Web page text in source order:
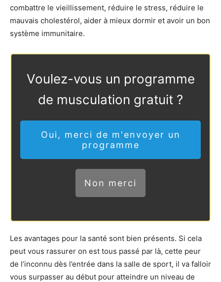
combattre le vieillissement, réduire le stress, réduire le
mauvais cholestérol, aider à mieux dormir et avoir un bon
système immunitaire.
Voulez-vous un programme
de musculation gratuit ?
Oui, merci de m'envoyer un
programme
Non merci
Les avantages pour la santé sont bien présents. Si cela
peut vous rassurer on est tous passé par là, cette peur
de l’inconnu dès l’entrée dans la salle de sport, il va falloir
vous surpasser au début pour atteindre un niveau de